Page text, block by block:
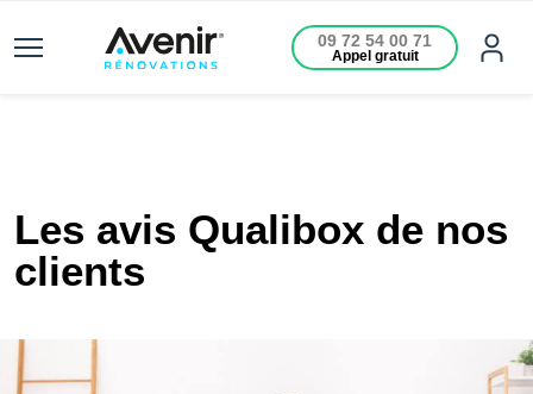
09 72 54 00 71
Appel gratuit
Les avis Qualibox de nos
clients